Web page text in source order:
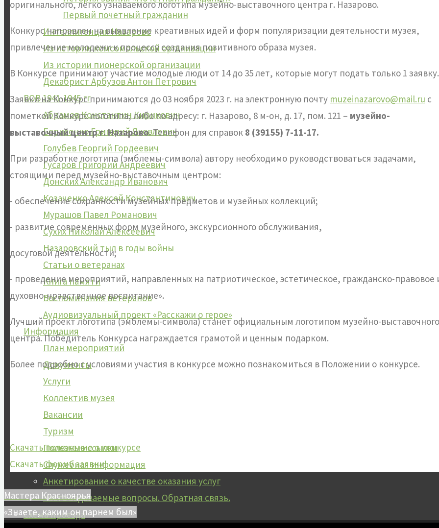
Первый почетный гражданин
Интеллигенция Назарово
Из истории комсомольской организации
Из истории пионерской организации
Декабрист Арбузов Антон Петрович
ВОВ 1941-1945 гг
Абрамов Константин Кирикович
Борисенко Григорий Яковлевич
Голубев Георгий Гордеевич
Гусаров Григорий Андреевич
Донских Александр Иванович
Козаченко Алексей Константинович
Мурашов Павел Романович
Сухих Николай Алексеевич
Назаровский тыл в годы войны
Статьи о ветеранах
Книга памяти
Воспоминания ветеранов
Аудиовизуальный проект «Расскажи о герое»
Информация
План мероприятий
Документы
Услуги
Коллектив музея
Вакансии
Туризм
Полезные ссылки
Служебная информация
Анкетирование о качестве оказания услуг
Часто задаваемые вопросы. Обратная связь.
Схема проезда
оригинального, легко узнаваемого логотипа музейно-выставочного центра г. Назарово.
Конкурс направлен на выявление креативных идей и форм популяризации деятельности музея,
привлечение молодежи к процессу создания позитивного образа музея.
В Конкурсе принимают участие молодые люди от 14 до 35 лет, которые могут подать только 1 заявку.
Заявки на Конкурс принимаются до 03 ноября 2023 г. на электронную почту muzeinazarovo@mail.ru с
пометкой Конкурс логотипа, либо по адресу: г. Назарово, 8 м-он, д. 17, пом. 121 – музейно-
выставочный центр г. Назарово. Телефон для справок 8 (39155) 7-11-17.
При разработке логотипа (эмблемы-символа) автору необходимо руководствоваться задачами,
стоящими перед музейно-выставочным центром:
- обеспечение сохранности музейных предметов и музейных коллекций;
- развитие современных форм музейного, экскурсионного обслуживания,
досуговой деятельности;
- проведение мероприятий, направленных на патриотическое, эстетическое, гражданско-правовое
духовно-нравственное воспитание».
Лучший проект логотипа (эмблемы-символа) станет официальным логотипом музейно-выставочного
центра. Победитель Конкурса награждается грамотой и ценным подарком.
Более подробно с условиями участия в конкурсе можно познакомиться в Положении о конкурсе.
Скачать положение о конкурсе
Скачать форму заявки
Мастера Красноярья
«Знаете, каким он парнем был»